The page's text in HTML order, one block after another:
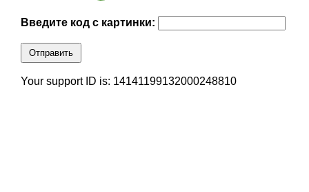
Введите код с картинки:
Отправить
Your support ID is: 14141199132000248810